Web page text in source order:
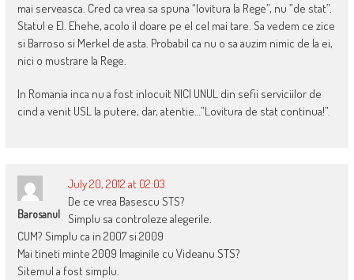
mai serveasca. Cred ca vrea sa spuna “lovitura la Rege”, nu ”de stat”.
Statul e El. Ehehe, acolo il doare pe el cel mai tare. Sa vedem ce zice
si Barroso si Merkel de asta. Probabil ca nu o sa auzim nimic de la ei,
nici o mustrare la Rege.
In Romania inca nu a fost inlocuit NICI UNUL din sefii serviciilor de
cind a venit USL la putere, dar, atentie…”Lovitura de stat continua!”.
Barosanul
July 20, 2012 at 02:03
De ce vrea Basescu STS?
Simplu sa controleze alegerile.
CUM? Simplu ca in 2007 si 2009
Mai tineti minte 2009 Imaginile cu Videanu STS?
Sitemul a fost simplu.